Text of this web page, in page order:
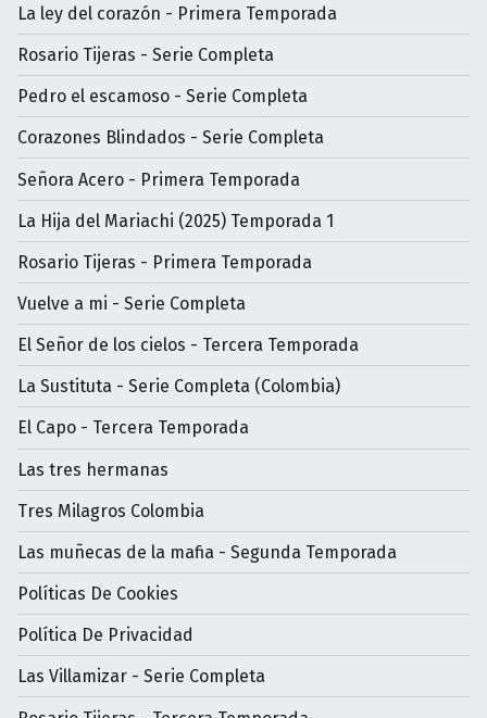
La ley del corazón - Primera Temporada
Rosario Tijeras - Serie Completa
Pedro el escamoso - Serie Completa
Corazones Blindados - Serie Completa
Señora Acero - Primera Temporada
La Hija del Mariachi (2025) Temporada 1
Rosario Tijeras - Primera Temporada
Vuelve a mi - Serie Completa
El Señor de los cielos - Tercera Temporada
La Sustituta - Serie Completa (Colombia)
El Capo - Tercera Temporada
Las tres hermanas
Tres Milagros Colombia
Las muñecas de la mafia - Segunda Temporada
Políticas De Cookies
Política De Privacidad
Las Villamizar - Serie Completa